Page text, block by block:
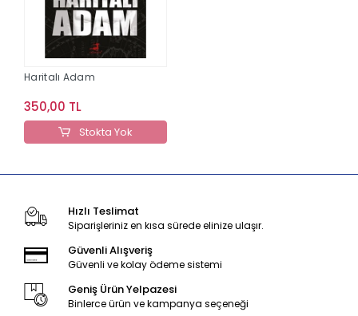
Haritalı Adam
350,00 TL
Stokta Yok
Hızlı Teslimat
Siparişleriniz en kısa sürede elinize ulaşır.
Güvenli Alışveriş
Güvenli ve kolay ödeme sistemi
Geniş Ürün Yelpazesi
Binlerce ürün ve kampanya seçeneği